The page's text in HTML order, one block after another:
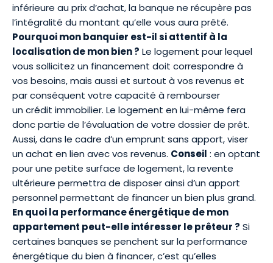
inférieure au prix d’achat, la banque ne récupère pas
l’intégralité du montant qu’elle vous aura prêté.
Pourquoi mon banquier est-il si attentif à la
localisation de mon bien ? Le logement pour lequel
vous sollicitez un financement doit correspondre à
vos besoins, mais aussi et surtout à vos revenus et
par conséquent votre capacité à rembourser
un crédit immobilier. Le logement en lui-même fera
donc partie de l’évaluation de votre dossier de prêt.
Aussi, dans le cadre d’un emprunt sans apport, viser
un achat en lien avec vos revenus. Conseil : en optant
pour une petite surface de logement, la revente
ultérieure permettra de disposer ainsi d’un apport
personnel permettant de financer un bien plus grand.
En quoi la performance énergétique de mon
appartement peut-elle intéresser le prêteur ? Si
certaines banques se penchent sur la performance
énergétique du bien à financer, c’est qu’elles